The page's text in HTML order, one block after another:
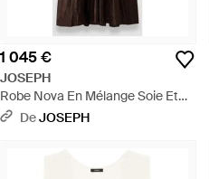
1 045 €
JOSEPH
Robe Nova En Mélange Soie Et
Lin - Noir
DeJOSEPH